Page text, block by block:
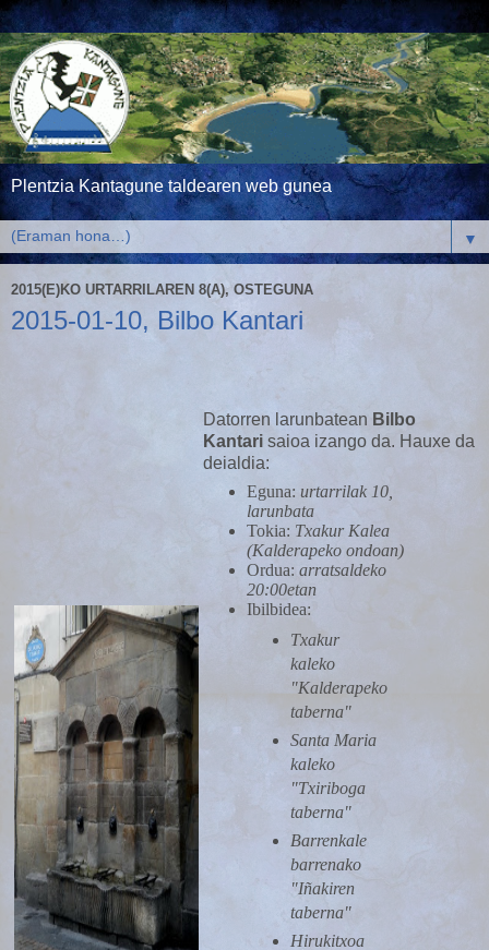
Plentzia Kantagune taldearen web gunea
▼
2015(E)KO URTARRILAREN 8(A), OSTEGUNA
2015-01-10, Bilbo Kantari
Datorren larunbatean Bilbo
Kantari saioa izango da. Hauxe da
deialdia:
Eguna: urtarrilak 10,
larunbata
Tokia: Txakur Kalea
(Kalderapeko ondoan)
Ordua: arratsaldeko
20:00etan
Ibilbidea:
Txakur
kaleko
"Kalderapeko
taberna"
Santa Maria
kaleko
"Txiriboga
taberna"
Barrenkale
barrenako
"Iñakiren
taberna"
Hirukitxoa